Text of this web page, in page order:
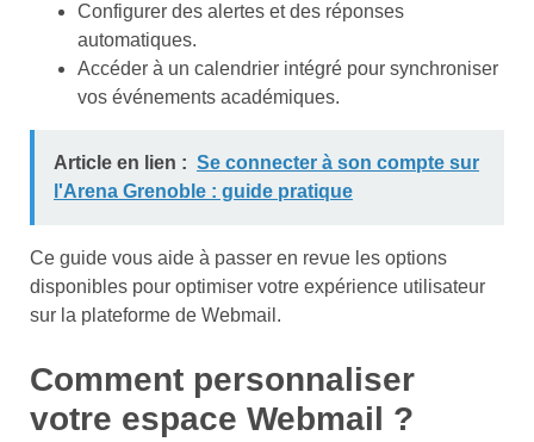
Configurer des alertes et des réponses
automatiques.
Accéder à un calendrier intégré pour synchroniser
vos événements académiques.
Article en lien : Se connecter à son compte sur
l'Arena Grenoble : guide pratique
Ce guide vous aide à passer en revue les options
disponibles pour optimiser votre expérience utilisateur
sur la plateforme de Webmail.
Comment personnaliser
votre espace Webmail ?